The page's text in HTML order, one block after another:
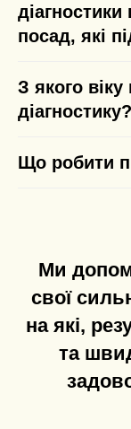
діагностики
посад, які
З якого
діагностику?
Що робити
Ми
свої
на які,
та